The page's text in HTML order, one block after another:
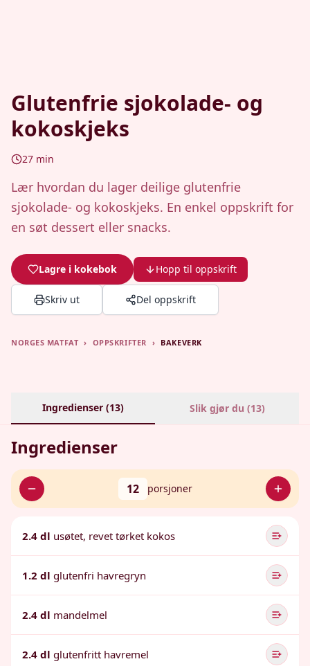
Glutenfrie sjokolade- og
kokoskjeks
27 min
Lær hvordan du lager deilige glutenfrie
sjokolade- og kokoskjeks. En enkel oppskrift for
en søt dessert eller snacks.
Lagre i kokebok Hopp til oppskrift
Skriv ut Del oppskrift
NORGES MATFAT › OPPSKRIFTER › BAKEVERK
Ingredienser (13) Slik gjør du (13)
Ingredienser
12 porsjoner
2.4 dl usøtet, revet tørket kokos
1.2 dl glutenfri havregryn
2.4 dl mandelmel
2.4 dl glutenfritt havremel